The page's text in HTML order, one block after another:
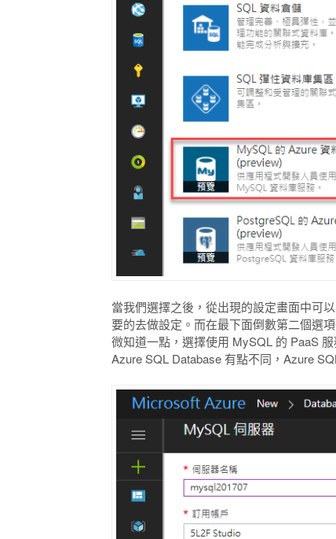
當我們選擇之後，從出現的設定畫面中可
要的去做設定。而在最下面倒數第二個選
微知道一點，選擇使用 MySQL 的 PaaS
Azure SQL Database 有點不同，Azure